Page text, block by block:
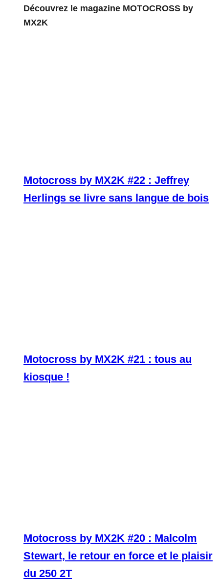
Découvrez le magazine MOTOCROSS by
MX2K
Motocross by MX2K #22 : Jeffrey
Herlings se livre sans langue de bois
Motocross by MX2K #21 : tous au
kiosque !
Motocross by MX2K #20 : Malcolm
Stewart, le retour en force et le plaisir
du 250 2T